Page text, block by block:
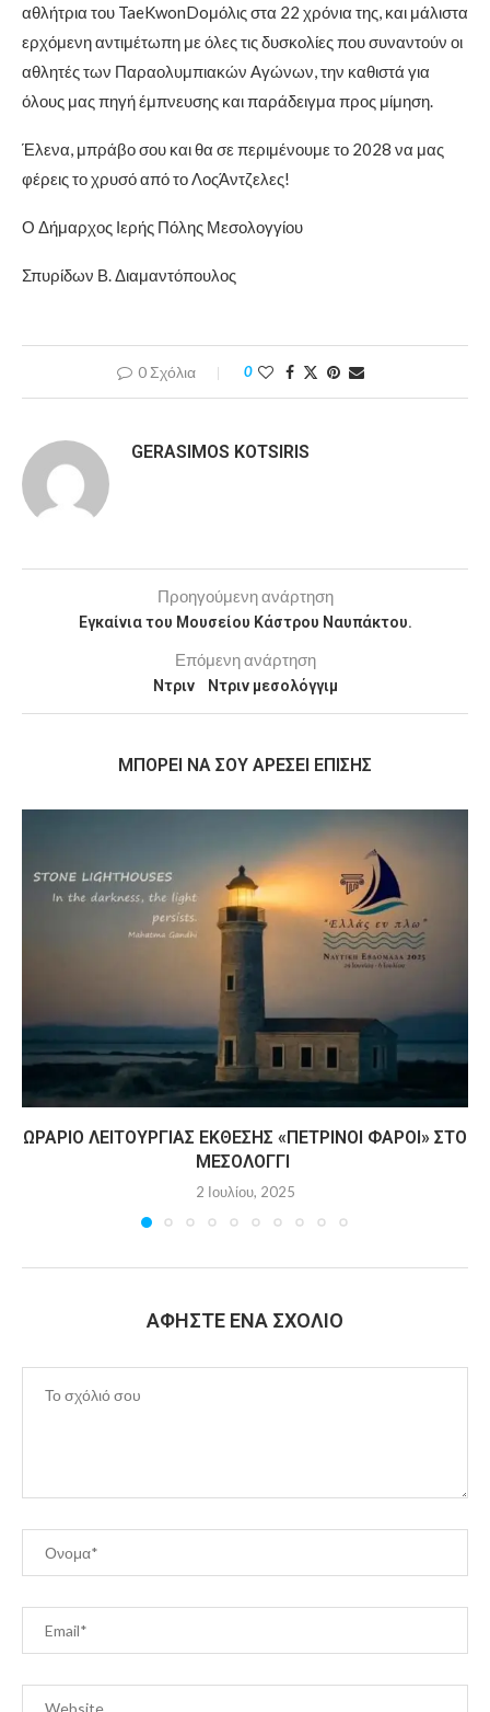
αθλήτρια του TaeKwonDoμόλις στα 22 χρόνια της, και μάλιστα
ερχόμενη αντιμέτωπη με όλες τις δυσκολίες που συναντούν οι
αθλητές των Παραολυμπιακών Αγώνων, την καθιστά για
όλους μας πηγή έμπνευσης και παράδειγμα προς μίμηση.
Έλενα, μπράβο σου και θα σε περιμένουμε το 2028 να μας
φέρεις το χρυσό από το ΛοςΆντζελες!
Ο Δήμαρχος Ιερής Πόλης Μεσολογγίου
Σπυρίδων Β. Διαμαντόπουλος
0 Σχόλια 0
GERASIMOS KOTSIRIS
Προηγούμενη ανάρτηση
Εγκαίνια του Μουσείου Κάστρου Ναυπάκτου.
Επόμενη ανάρτηση
Ντριν Ντριν μεσολόγγιμ
MΠΟΡΕΊ ΝΑ ΣΟΥ ΑΡΈΣΕΙ ΕΠΊΣΗΣ
ΩΡΆΡΙΟ ΛΕΙΤΟΥΡΓΊΑΣ ΈΚΘΕΣΗΣ «ΠΈΤΡΙΝΟΙ ΦΆΡΟΙ» ΣΤΟ
ΜΕΣΟΛΌΓΓΙ
2 Ιουλίου, 2025
ΑΦΉΣΤΕ ΈΝΑ ΣΧΌΛΙΟ